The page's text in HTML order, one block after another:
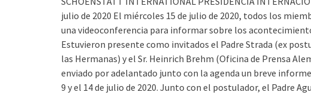
julio de 2020 El miércoles 15 de julio de 2020, todos los
una videoconferencia para informar sobre los
Estuvieron presente como invitados el Padre Strada (ex
las Hermanas) y el Sr. Heinrich Brehm (Oficina de Prensa
enviado por adelantado junto con la agenda un breve
9 y el 14 de julio de 2020. Junto con el postulador, el Padre